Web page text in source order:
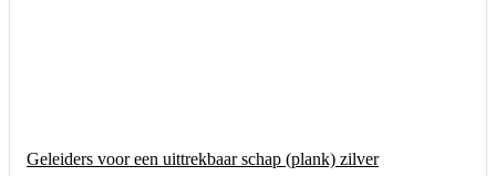
Geleiders voor een uittrekbaar schap (plank) zilver